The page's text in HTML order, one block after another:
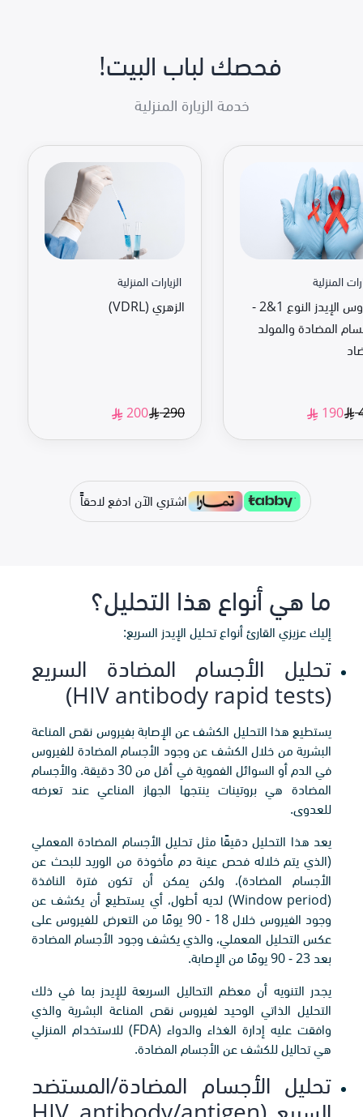
فحصك لباب البيت!
خدمة الزيارة المنزلية
الزيارات المنزلية
الزهري (VDRL)
290
200
المنزلية
فايروس الإيدز النوع 1&2 -
المضادة والمولد
190
اشتري الآن ادفع لاحقاًً
ما هي أنواع هذا التحليل؟
إليك عزيزي القارئ أنواع تحليل الإيدز السريع:
تحليل الأجسام المضادة السريع
(HIV antibody rapid tests)
يستطيع هذا التحليل الكشف عن الإصابة بفيروس نقص المناعة
البشرية من خلال الكشف عن وجود الأجسام المضادة للفيروس
في الدم أو السوائل الفموية في أقل من 30 دقيقة. والأجسام
المضادة هي بروتينات ينتجها الجهاز المناعي عند تعرضه
للعدوى.
يعد هذا التحليل دقيقًا مثل تحليل الأجسام المضادة المعملي
(الذي يتم خلاله فحص عينة دم مأخوذة من الوريد للبحث عن
الأجسام المضادة)، ولكن يمكن أن تكون فترة النافذة
(Window period) لديه أطول، أي يستطيع أن يكشف عن
وجود الفيروس خلال 18 - 90 يومًا من التعرض للفيروس على
عكس التحليل المعملي، والذي يكشف وجود الأجسام المضادة
بعد 23 - 90 يومًا من الإصابة.
يجدر التنويه أن معظم التحاليل السريعة للإيدز بما في ذلك
التحليل الذاتي الوحيد لفيروس نقص المناعة البشرية والذي
وافقت عليه إدارة الغذاء والدواء (FDA) للاستخدام المنزلي
هي تحاليل للكشف عن الأجسام المضادة.
تحليل الأجسام المضادة/المستضد